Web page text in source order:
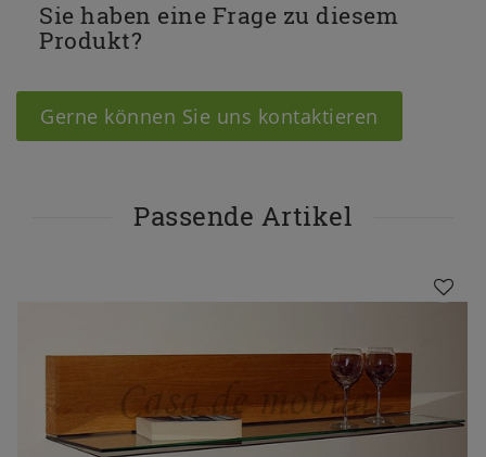
Sie haben eine Frage zu diesem
Produkt?
Gerne können Sie uns kontaktieren
Passende Artikel